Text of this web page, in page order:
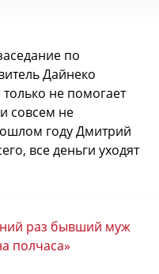
по
Дайнеко
не помогает
совсем не
году Дмитрий
все деньги уходят
раз бывший муж
полчаса»